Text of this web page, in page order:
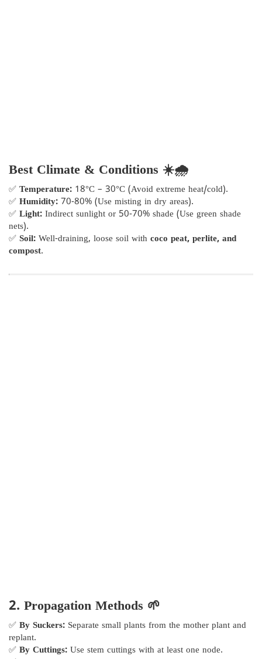
Best Climate & Conditions ☀️🌧️
✅ Temperature: 18°C – 30°C (Avoid extreme heat/cold).
✅ Humidity: 70-80% (Use misting in dry areas).
✅ Light: Indirect sunlight or 50-70% shade (Use green shade
nets).
✅ Soil: Well-draining, loose soil with coco peat, perlite, and
compost.
2. Propagation Methods 🌱
✅ By Suckers: Separate small plants from the mother plant and
replant.
✅ By Cuttings: Use stem cuttings with at least one node.